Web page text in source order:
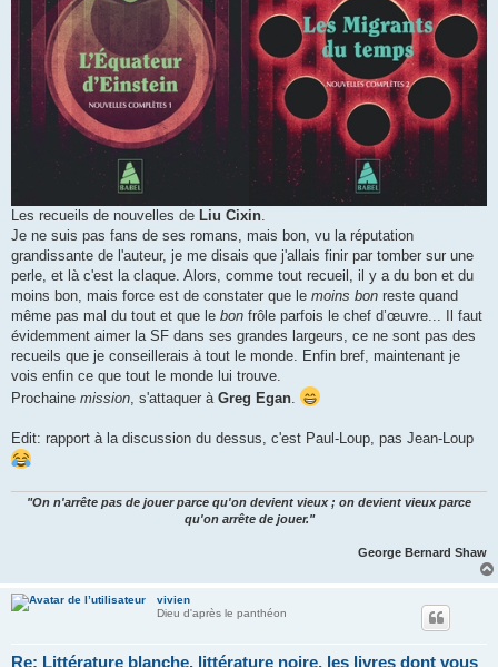
Les recueils de nouvelles de Liu Cixin.
Je ne suis pas fans de ses romans, mais bon, vu la réputation
grandissante de l'auteur, je me disais que j'allais finir par tomber sur une
perle, et là c'est la claque. Alors, comme tout recueil, il y a du bon et du
moins bon, mais force est de constater que le moins bon reste quand
même pas mal du tout et que le bon frôle parfois le chef d’œuvre... Il faut
évidemment aimer la SF dans ses grandes largeurs, ce ne sont pas des
recueils que je conseillerais à tout le monde. Enfin bref, maintenant je
vois enfin ce que tout le monde lui trouve.
Prochaine mission, s'attaquer à Greg Egan.
Edit: rapport à la discussion du dessus, c'est Paul-Loup, pas Jean-Loup
"On n'arrête pas de jouer parce qu'on devient vieux ; on devient vieux parce
qu'on arrête de jouer."
George Bernard Shaw
vivien
Dieu d'après le panthéon
Re: Littérature blanche, littérature noire, les livres dont vous